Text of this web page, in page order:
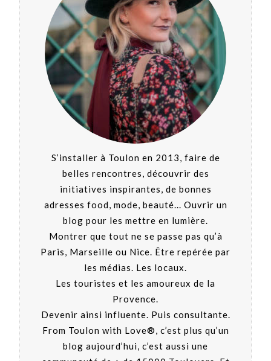
S’installer à Toulon en 2013, faire de
belles rencontres, découvrir des
initiatives inspirantes, de bonnes
adresses food, mode, beauté... Ouvrir un
blog pour les mettre en lumière.
Montrer que tout ne se passe pas qu’à
Paris, Marseille ou Nice. Être repérée par
les médias. Les locaux.
Les touristes et les amoureux de la
Provence.
Devenir ainsi influente. Puis consultante.
From Toulon with Love®, c’est plus qu’un
blog aujourd’hui, c’est aussi une